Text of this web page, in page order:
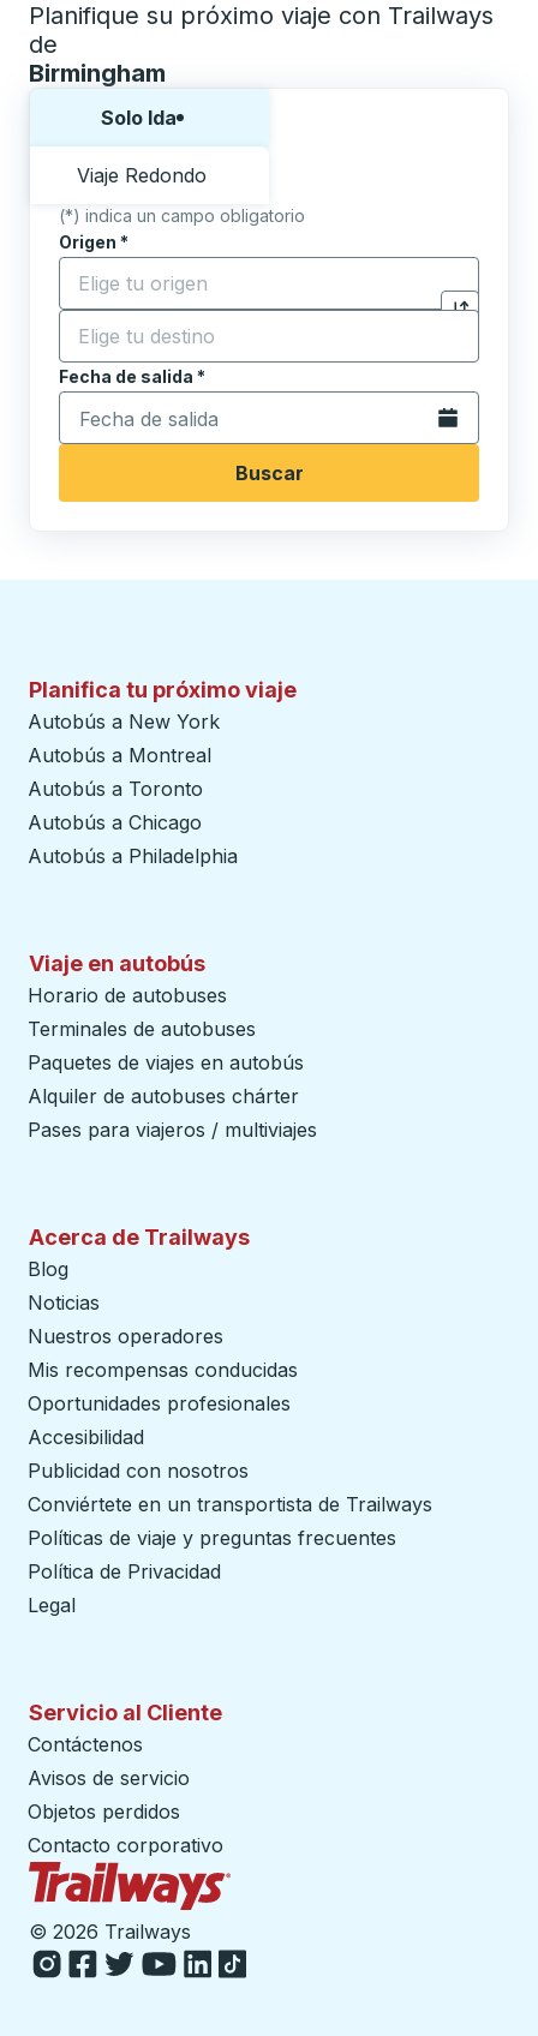
Planifique su próximo viaje con Trailways
de
Birmingham
Solo Ida
Viaje Redondo
(*) indica un campo obligatorio
Origen *
Comience a escribir la ciudad de origen para abrir
Haga clic
Destino *
Comience a escribir la ciudad de destino para abrir
Fecha de salida *
Escriba la fecha en formato de fecha Barra diagonal
Abra el
Buscar
Planifica tu próximo viaje
Autobús a New York
Autobús a Montreal
Autobús a Toronto
Autobús a Chicago
Autobús a Philadelphia
Viaje en autobús
Horario de autobuses
Terminales de autobuses
Paquetes de viajes en autobús
Alquiler de autobuses chárter
Pases para viajeros / multiviajes
Acerca de Trailways
Blog
Noticias
Nuestros operadores
Mis recompensas conducidas
Oportunidades profesionales
Accesibilidad
Publicidad con nosotros
Conviértete en un transportista de Trailways
Políticas de viaje y preguntas frecuentes
Política de Privacidad
Legal
Servicio al Cliente
Contáctenos
Avisos de servicio
Objetos perdidos
Contacto corporativo
© 2026 Trailways